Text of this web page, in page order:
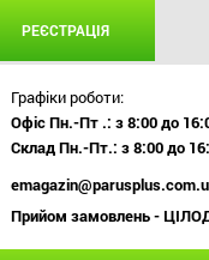
РЕЄСТРАЦІЯ
Графіки роботи:
Офіс Пн.-Пт .: з 8:00 до
Склад Пн.-Пт.: з 8:00 до
Прийом замовлень -